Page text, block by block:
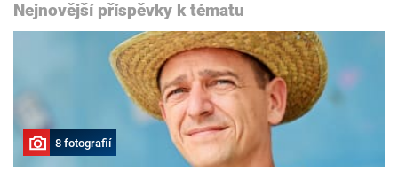
Nejnovější příspěvky k tématu
8 fotografií